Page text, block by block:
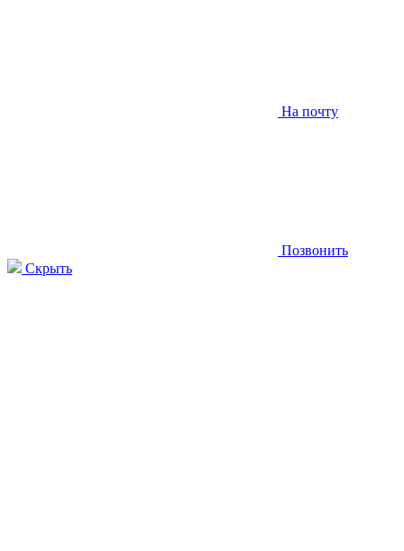
На почту
Позвонить
Скрыть